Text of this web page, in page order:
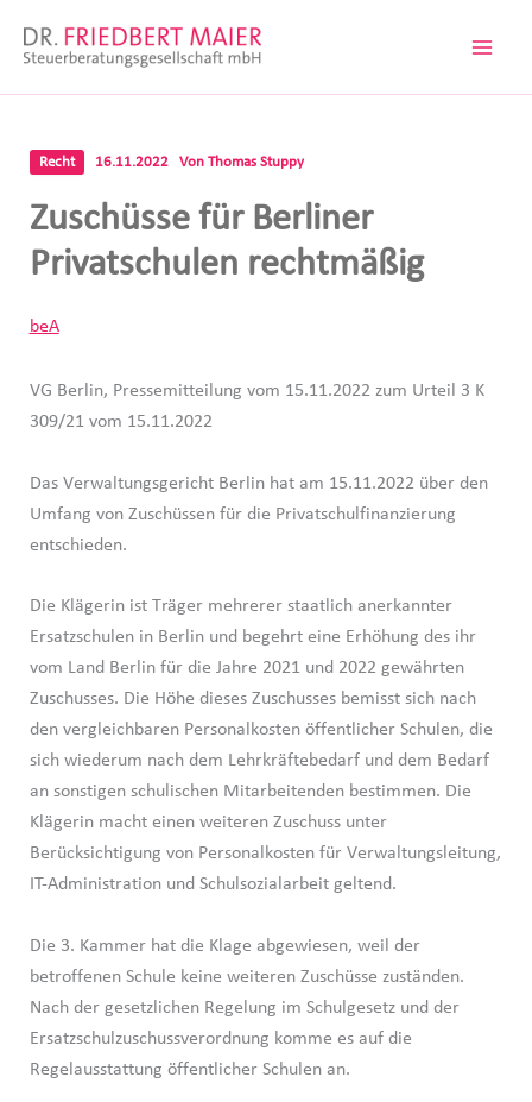
Inhalt
Recht 16.11.2022 Von Thomas Stuppy
Zuschüsse für Berliner
Privatschulen rechtmäßig
beA
VG Berlin, Pressemitteilung vom 15.11.2022 zum Urteil 3 K
309/21 vom 15.11.2022
Das Verwaltungsgericht Berlin hat am 15.11.2022 über den
Umfang von Zuschüssen für die Privatschulfinanzierung
entschieden.
Die Klägerin ist Träger mehrerer staatlich anerkannter
Ersatzschulen in Berlin und begehrt eine Erhöhung des ihr
vom Land Berlin für die Jahre 2021 und 2022 gewährten
Zuschusses. Die Höhe dieses Zuschusses bemisst sich nach
den vergleichbaren Personalkosten öffentlicher Schulen, die
sich wiederum nach dem Lehrkräftebedarf und dem Bedarf
an sonstigen schulischen Mitarbeitenden bestimmen. Die
Klägerin macht einen weiteren Zuschuss unter
Berücksichtigung von Personalkosten für Verwaltungsleitung,
IT-Administration und Schulsozialarbeit geltend.
Die 3. Kammer hat die Klage abgewiesen, weil der
betroffenen Schule keine weiteren Zuschüsse zuständen.
Nach der gesetzlichen Regelung im Schulgesetz und der
Ersatzschulzuschussverordnung komme es auf die
Regelausstattung öffentlicher Schulen an.